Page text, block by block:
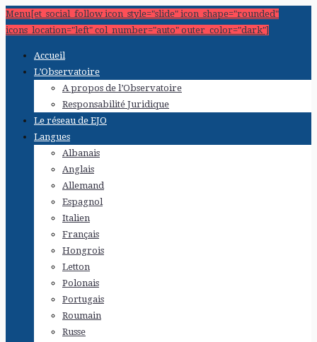
Menu[et_social_follow icon_style="slide" icon_shape="rounded"
icons_location="left" col_number="auto" outer_color="dark"]
Accueil
L’Observatoire
A propos de l’Observatoire
Responsabilité Juridique
Le réseau de EJO
Langues
Albanais
Anglais
Allemand
Espagnol
Italien
Français
Hongrois
Letton
Polonais
Portugais
Roumain
Russe